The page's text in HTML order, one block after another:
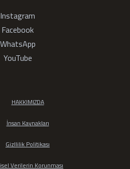
Instagram
Facebook
WhatsApp
YouTube
HAKKIMIZDA
İnsan Kaynakları
Gizllilik Politikası
Verilerin Korunması